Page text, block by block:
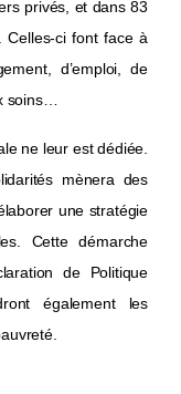
privés, et dans 83
ci font face à
d’emploi, de
soins…
ne leur est dédiée.
mènera des
une stratégie
Cette démarche
de Politique
également les